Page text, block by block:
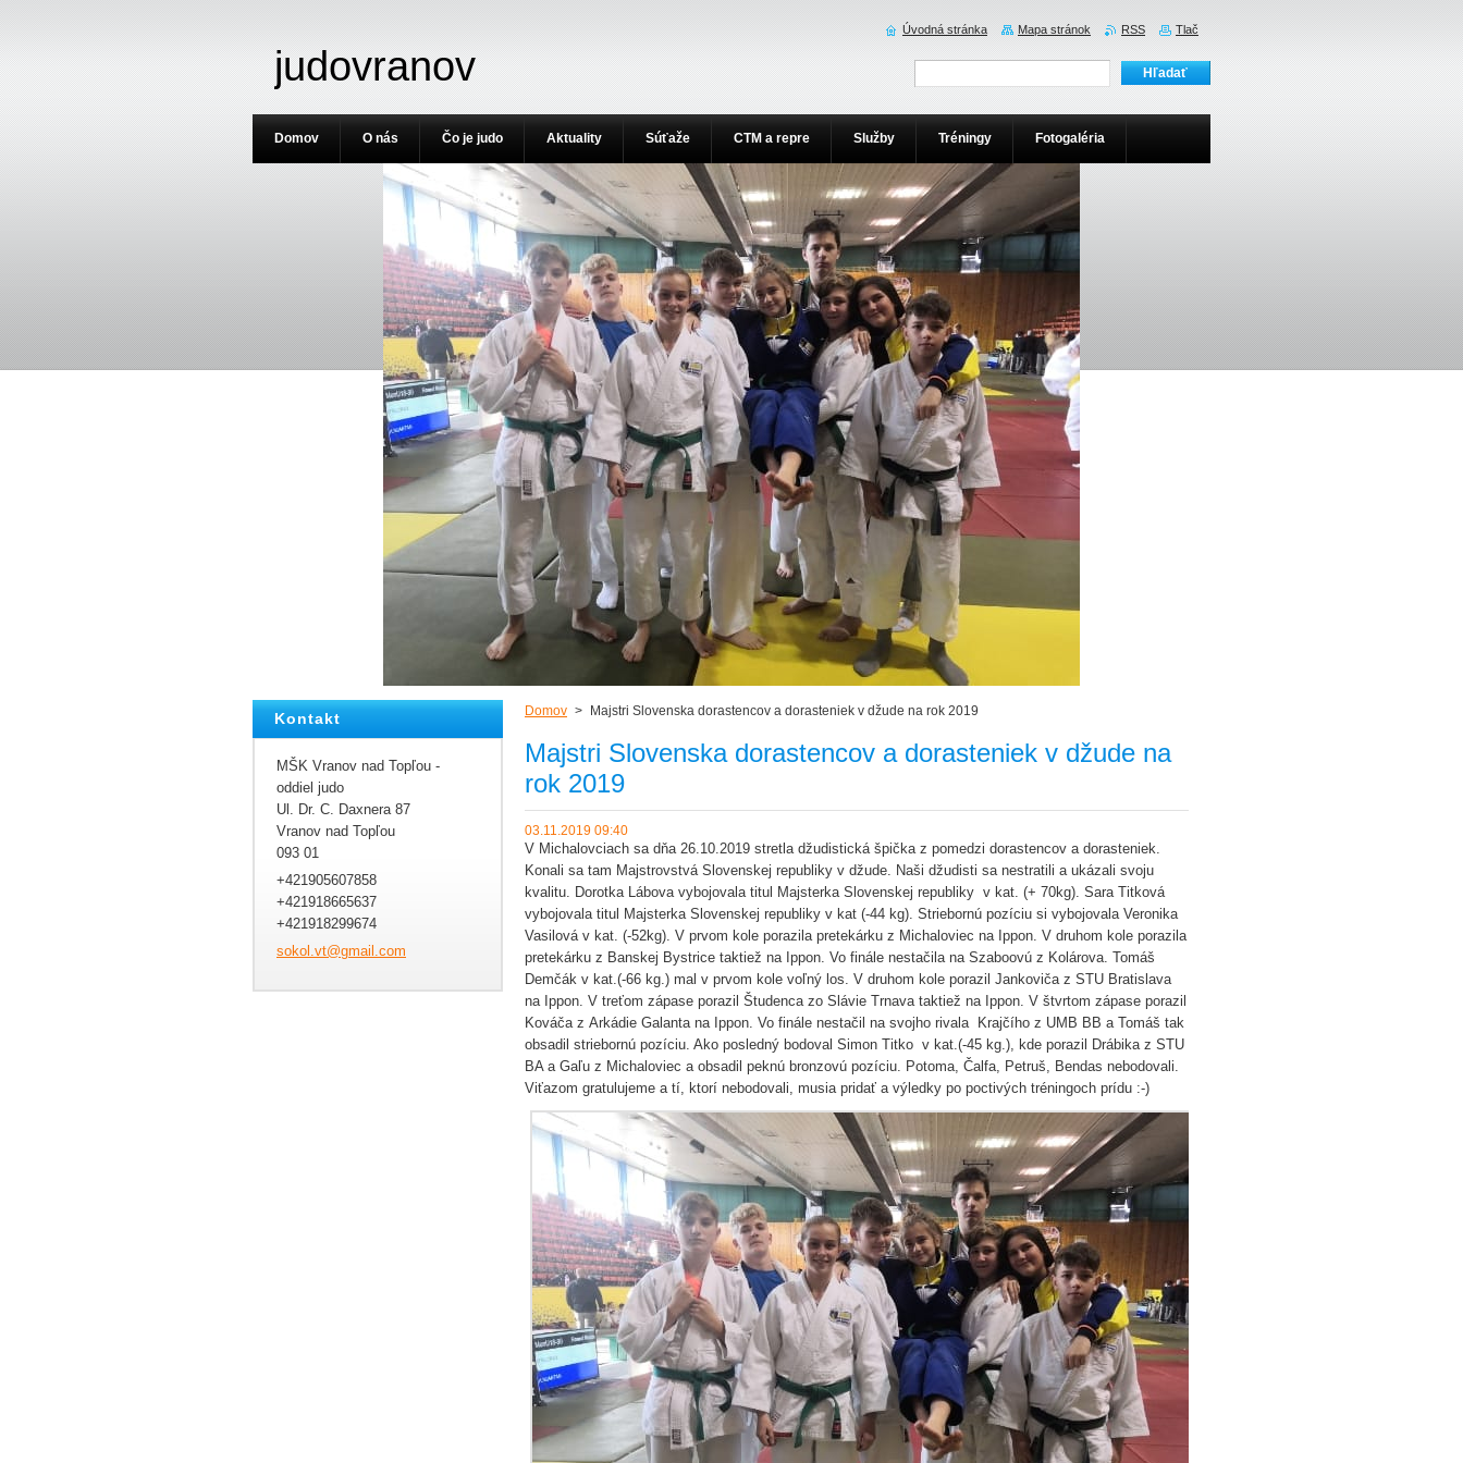
judovranov
Domov > Majstri Slovenska dorastencov a dorasteniek v džude na rok 2019
Majstri Slovenska dorastencov a dorasteniek v džude na
rok 2019
03.11.2019 09:40
V Michalovciach sa dňa 26.10.2019 stretla džudistická špička z pomedzi dorastencov a dorasteniek.
Konali sa tam Majstrovstvá Slovenskej republiky v džude. Naši džudisti sa nestratili a ukázali svoju
kvalitu. Dorotka Lábova vybojovala titul Majsterka Slovenskej republiky v kat. (+ 70kg). Sara Titková
vybojovala titul Majsterka Slovenskej republiky v kat (-44 kg). Striebornú pozíciu si vybojovala Veronika
Vasilová v kat. (-52kg). V prvom kole porazila pretekárku z Michaloviec na Ippon. V druhom kole porazila
pretekárku z Banskej Bystrice taktiež na Ippon. Vo finále nestačila na Szaboovú z Kolárova. Tomáš
Demčák v kat.(-66 kg.) mal v prvom kole voľný los. V druhom kole porazil Jankoviča z STU Bratislava
na Ippon. V treťom zápase porazil Študenca zo Slávie Trnava taktiež na Ippon. V štvrtom zápase porazil
Kováča z Arkádie Galanta na Ippon. Vo finále nestačil na svojho rivala Krajčího z UMB BB a Tomáš tak
obsadil striebornú pozíciu. Ako posledný bodoval Simon Titko v kat.(-45 kg.), kde porazil Drábika z STU
BA a Gaľu z Michaloviec a obsadil peknú bronzovú pozíciu. Potoma, Čalfa, Petruš, Bendas nebodovali.
Viťazom gratulujeme a tí, ktorí nebodovali, musia pridať a výledky po poctivých tréningoch prídu :-)
Kontakt
MŠK Vranov nad Topľou -
oddiel judo
Ul. Dr. C. Daxnera 87
Vranov nad Topľou
093 01
+421905607858
+421918665637
+421918299674
sokol.vt@gmail.com
Domov O nás Čo je judo Aktuality Súťaže CTM a repre Služby Tréningy Fotogaléria
Úvodná stránka Mapa stránok RSS Tlač